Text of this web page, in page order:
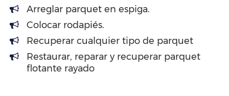
Arreglar parquet en espiga.
Colocar rodapiés.
Recuperar cualquier tipo de parquet
Restaurar, reparar y recuperar parquet
flotante rayado